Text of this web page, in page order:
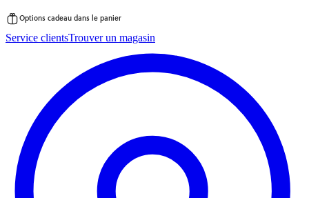
au
Options cadeau dans le panier
Service clientsTrouver un magasin